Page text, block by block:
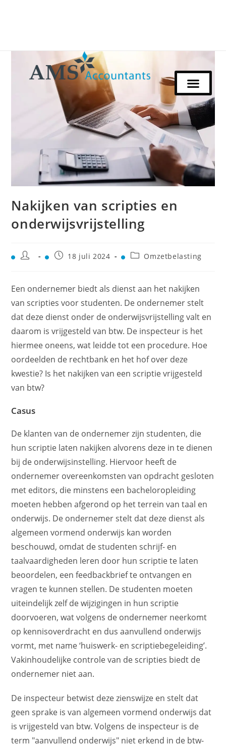
Nakijken van scripties en
onderwijsvrijstelling
18 juli 2024 Omzetbelasting
Een ondernemer biedt als dienst aan het nakijken
van scripties voor studenten. De ondernemer stelt
dat deze dienst onder de onderwijsvrijstelling valt en
daarom is vrijgesteld van btw. De inspecteur is het
hiermee oneens, wat leidde tot een procedure. Hoe
oordeelden de rechtbank en het hof over deze
kwestie? Is het nakijken van een scriptie vrijgesteld
van btw?
Casus
De klanten van de ondernemer zijn studenten, die
hun scriptie laten nakijken alvorens deze in te dienen
bij de onderwijsinstelling. Hiervoor heeft de
ondernemer overeenkomsten van opdracht gesloten
met editors, die minstens een bacheloropleiding
moeten hebben afgerond op het terrein van taal en
onderwijs. De ondernemer stelt dat deze dienst als
algemeen vormend onderwijs kan worden
beschouwd, omdat de studenten schrijf- en
taalvaardigheden leren door hun scriptie te laten
beoordelen, een feedbackbrief te ontvangen en
vragen te kunnen stellen. De studenten moeten
uiteindelijk zelf de wijzigingen in hun scriptie
doorvoeren, wat volgens de ondernemer neerkomt
op kennisoverdracht en dus aanvullend onderwijs
vormt, met name ‘huiswerk- en scriptiebegeleiding’.
Vakinhoudelijke controle van de scripties biedt de
ondernemer niet aan.
De inspecteur betwist deze zienswijze en stelt dat
geen sprake is van algemeen vormend onderwijs dat
is vrijgesteld van btw. Volgens de inspecteur is de
term "aanvullend onderwijs" niet erkend in de btw-